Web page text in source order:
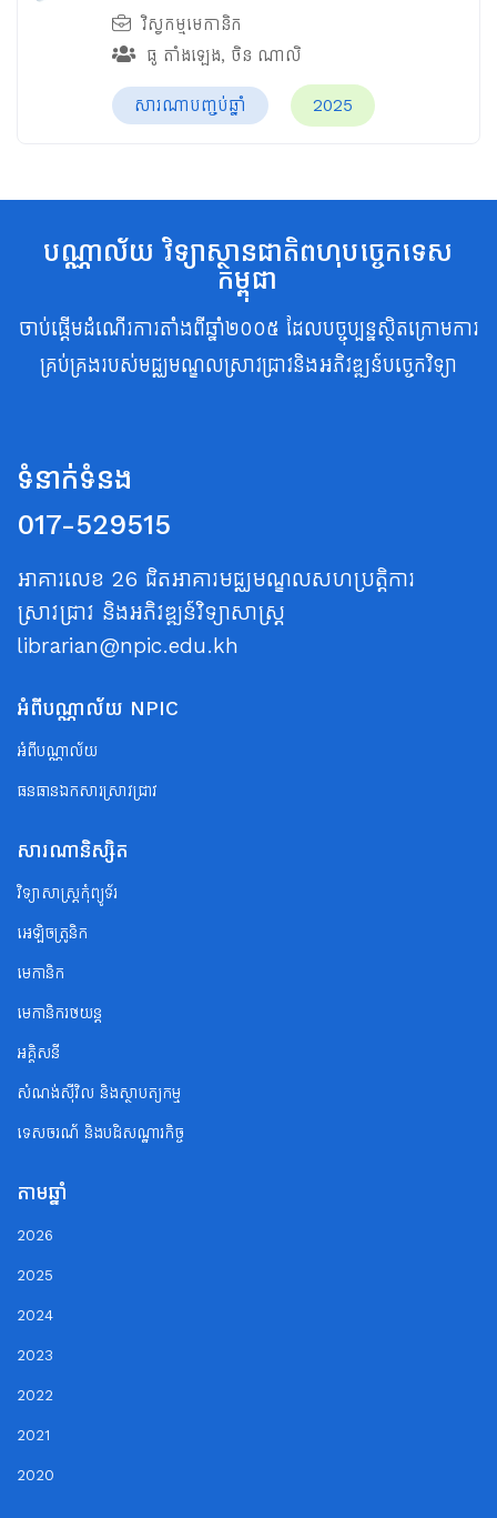
វិស្វកម្មមេកានិក
ធូ តាំងឡេង, ចិន ណាលិ
សារណាបញ្ចប់ឆ្នាំ 2025
បណ្ណាល័យ វិទ្យាស្ថានជាតិពហុបច្ចេកទេស
កម្ពុជា
ចាប់ផ្តើមដំណើរការតាំងពីឆ្នាំ២០០៥ ដែលបច្ចុប្បន្នស្ថិតក្រោមការ
គ្រប់គ្រងរបស់មជ្ឈមណ្ឌលស្រាវជ្រាវនិងអភិវឌ្ឍន៍បច្ចេកវិទ្យា
ទំនាក់ទំនង
017-529515
អាគារលេខ 26 ជិតអាគារមជ្ឈមណ្ឌលសហប្រត្តិការ
ស្រាវជ្រាវ និងអភិវឌ្ឍន៍វិទ្យាសាស្ត្រ
librarian@npic.edu.kh
អំពីបណ្ណាល័យ NPIC
អំពីបណ្ណាល័យ
ធនធានឯកសារស្រាវជ្រាវ
សារណានិស្សិត
វិទ្យាសាស្ត្រកុំព្យូទ័រ
អេឡិចត្រូនិក
មេកានិក
មេកានិករថយន្ត
អគ្គិសនី
សំណង់ស៊ីវិល និងស្ថាបត្យកម្ម
ទេសចរណ័ និងបដិសណ្ឋារកិច្ច
តាមឆ្នាំ
2026
2025
2024
2023
2022
2021
2020